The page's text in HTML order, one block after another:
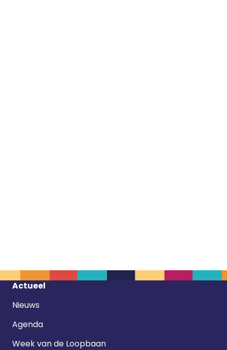
Footer
Actueel
Nieuws
Agenda
Week van de Loopbaan